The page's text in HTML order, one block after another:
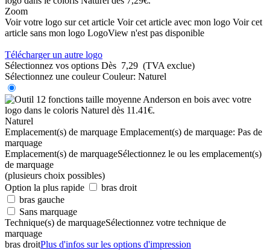
Zoom
Voir votre logo sur cet article Voir cet article avec mon logo Voir cet
article sans mon logo LogoView n'est pas disponible
Télécharger un autre logo
Sélectionnez vos options Dès 7,29 (TVA exclue)
Sélectionnez une couleur Couleur: Naturel
Naturel
Emplacement(s) de marquage Emplacement(s) de marquage: Pas de
marquage
Emplacement(s) de marquageSélectionnez le ou les emplacement(s)
de marquage
(plusieurs choix possibles)
Option la plus rapide
bras droit
bras gauche
Sans marquage
Technique(s) de marquageSélectionnez votre technique de
marquage
bras droitPlus d'infos sur les options d'impression